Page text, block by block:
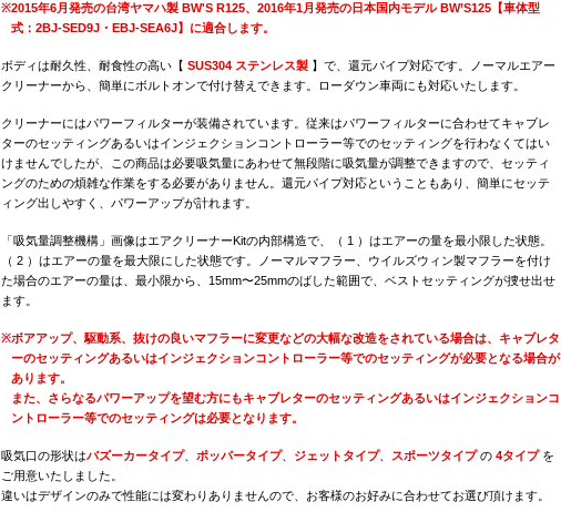
※2015年6月発売の台湾ヤマハ製 BW'S R125、2016年1月発売の日本国内モデル BW’S125【車体型
式：2BJ-SED9J・EBJ-SEA6J】に適合します。
ボディは耐久性、耐食性の高い【 SUS304 ステンレス製 】で、還元パイプ対応です。ノーマルエアー
クリーナーから、簡単にボルトオンで付け替えできます。ローダウン車両にも対応いたします。
クリーナーにはパワーフィルターが装備されています。従来はパワーフィルターに合わせてキャブレ
ターのセッティングあるいはインジェクションコントローラー等でのセッティングを行わなくてはい
けませんでしたが、この商品は必要吸気量にあわせて無段階に吸気量が調整できますので、セッティ
ングのための煩雑な作業をする必要がありません。還元パイプ対応ということもあり、簡単にセッテ
ィング出しやすく、パワーアップが計れます。
「吸気量調整機構」画像はエアクリーナーKitの内部構造で、（ 1 ）はエアーの量を最小限した状態。
（ 2 ）はエアーの量を最大限にした状態です。ノーマルマフラー、ウイルズウィン製マフラーを付け
た場合のエアーの量は、最小限から、15mm〜25mmのばした範囲で、ベストセッティングが捜せ出せ
ます。
※ボアアップ、駆動系、抜けの良いマフラーに変更などの大幅な改造をされている場合は、キャブレタ
ーのセッティングあるいはインジェクションコントローラー等でのセッティングが必要となる場合が
あります。
また、さらなるパワーアップを望む方にもキャブレターのセッティングあるいはインジェクションコ
ントローラー等でのセッティングは必要となります。
吸気口の形状はバズーカータイプ、 ポッパータイプ、 ジェットタイプ、 スポーツタイプの 4タイプを
ご用意いたしました。
違いはデザインのみで性能には変わりありませんので、お客様のお好みに合わせてお選び頂けます。